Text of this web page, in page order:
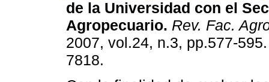
de la Universidad con el
Agropecuario. Rev. Fac.
2007, vol.24, n.3, pp.577-
7818.